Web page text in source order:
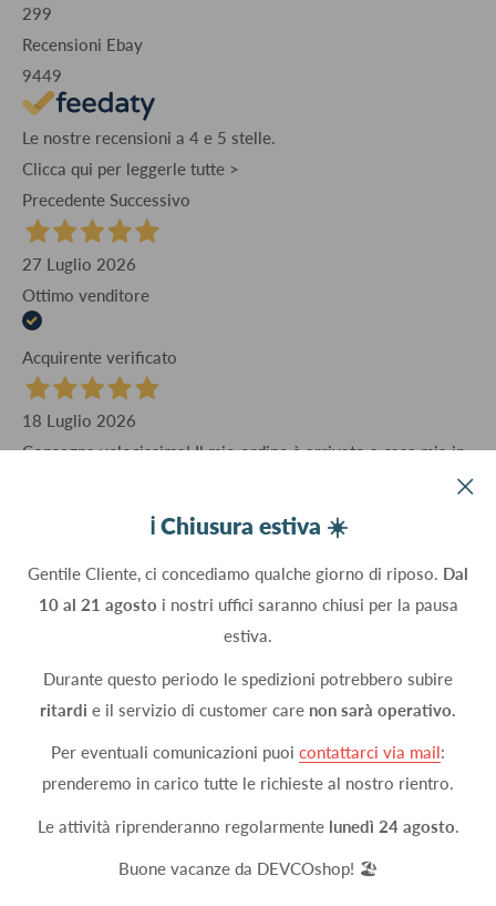
ℹ️ Chiusura estiva ☀️
Gentile Cliente, ci concediamo qualche giorno di riposo. Dal
10 al 21 agosto i nostri uffici saranno chiusi per la pausa
estiva.
Durante questo periodo le spedizioni potrebbero subire
ritardi e il servizio di customer care non sarà operativo.
Per eventuali comunicazioni puoi contattarci via mail:
prenderemo in carico tutte le richieste al nostro rientro.
Le attività riprenderanno regolarmente lunedì 24 agosto
Buone vacanze da DEVCOshop! 🏖️
299
Recensioni Ebay
9449
Le nostre recensioni a 4 e 5 stelle.
Clicca qui per leggerle tutte >
Precedente Successivo
27 Luglio 2026
Ottimo venditore
Acquirente verificato
18 Luglio 2026
Consegna velocissima! Il mio ordine è arrivato a casa mia in
05 Luglio 2026
Servizio eccellente, prodotti di qualità, spedizione molto
accurata. Non si può pretendere di più sono eccezionali
03 Luglio 2026
venditore puntuale e correttisssimo come pochi ce ne sono